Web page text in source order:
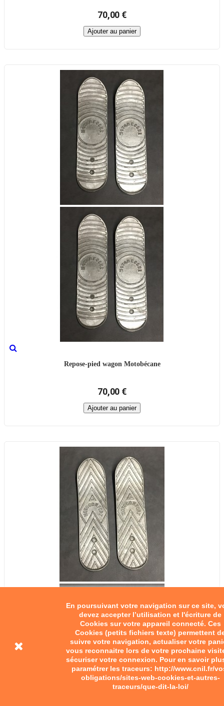
En poursuivant votre navigation sur ce site,
devez accepter l’utilisation et l'écriture de
Cookies sur votre appareil connecté. Ces
Cookies (petits fichiers texte) permettent
suivre votre navigation, actualiser votre
vous reconnaitre lors de votre prochaine
sécuriser votre connexion. Pour en savoir
paramétrer les traceurs: http://www.cnil.fr/
obligations/sites-web-cookies-et-autres-
traceurs/que-dit-la-loi/
70,00 €
Ajouter au panier
Repose-pied wagon Motobécane
70,00 €
Ajouter au panier